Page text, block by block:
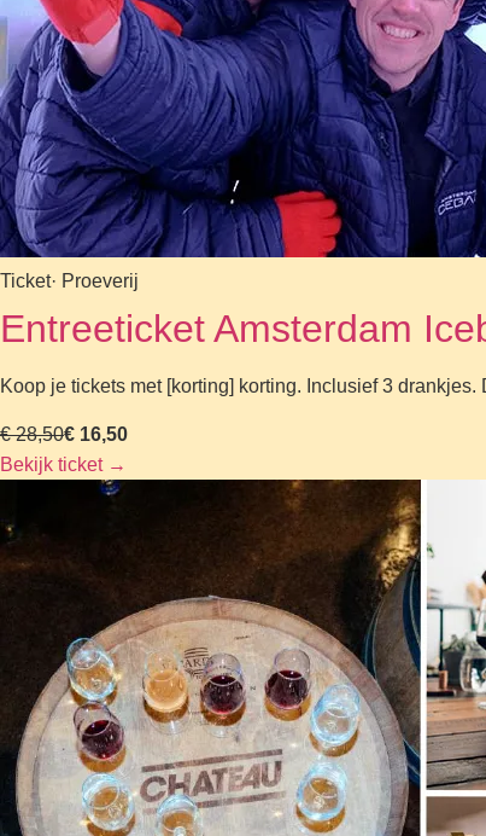
Ticket· Proeverij
Entreeticket Amsterdam
Koop je tickets met [korting] korting. Inclusief 3
€ 28,50€ 16,50
Bekijk ticket →